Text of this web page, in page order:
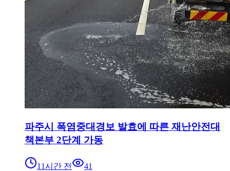
파주시 폭염중대경보 발효에 따른 재난안전대
책본부 2단계 가동
11시간 전
41